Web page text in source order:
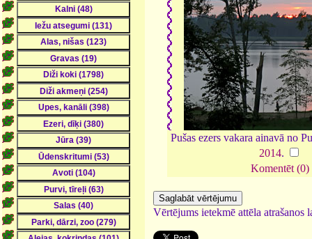
Pušas ezers vakara ainavā no
2014.
Komentēt (0)
Vērtējums ietekmē attēla atrašanos